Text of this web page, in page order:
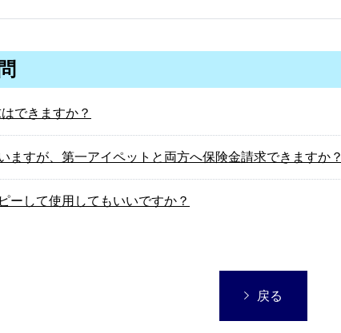
できますか？
ますが、第一アイペットと両方へ保険金請求できますか？
ーして使用してもいいですか？
戻る